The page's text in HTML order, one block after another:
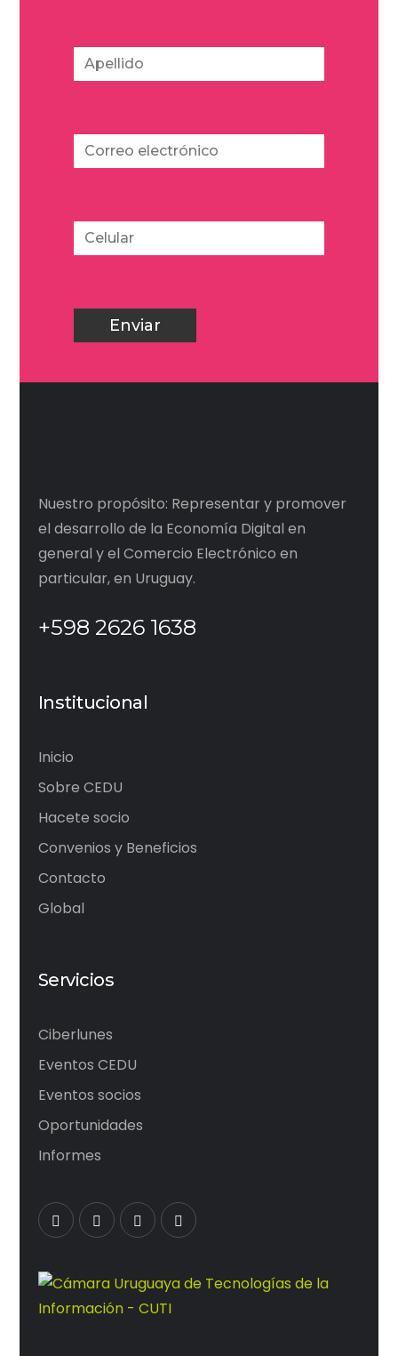
Nuestro propósito: Representar y promover
el desarrollo de la Economía Digital en
general y el Comercio Electrónico en
particular, en Uruguay.
+598 2626 1638
Institucional
Inicio
Sobre CEDU
Hacete socio
Convenios y Beneficios
Contacto
Global
Servicios
Ciberlunes
Eventos CEDU
Eventos socios
Oportunidades
Informes